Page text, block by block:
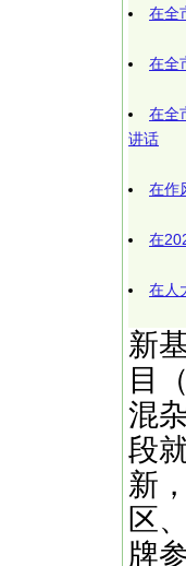
在全
在全
在全
讲话
在作
在
在人
新
目
混
段
新
区
牌